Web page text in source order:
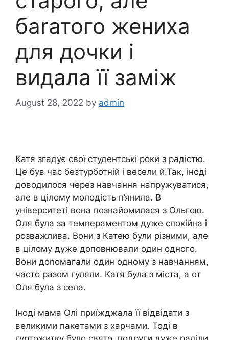
баrатого жениха
для дочки і
видала її заміж
August 28, 2022 by admin
Катя згадує свої студентські роки з радістю.
Це був час безтурботній і весели й.Так, іноді
доводилося через навчання напружуватися,
але в цілому молодість п’янила. В
університеті вона познайомилася з Ольгою.
Оля була за темnераментом дуже спокійна і
розважлива. Вони з Катею були різними, але
в цілому дуже доповнювали один одного.
Вони доnомагали один одному з навчанням,
часто разом гуляли. Катя була з міста, а от
Оля була з села.
Іноді мама Олі приїжджала її відвідати з
великими пакетами з харчами. Тоді в